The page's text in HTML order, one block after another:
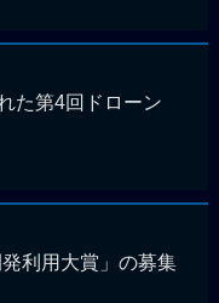
た第4回ドローン
利用大賞」の募集